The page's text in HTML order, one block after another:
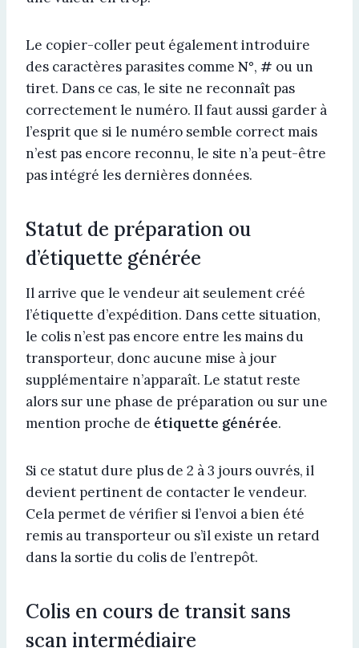
Le copier-coller peut également introduire
des caractères parasites comme N°, # ou un
tiret. Dans ce cas, le site ne reconnaît pas
correctement le numéro. Il faut aussi garder à
l’esprit que si le numéro semble correct mais
n’est pas encore reconnu, le site n’a peut-être
pas intégré les dernières données.
Statut de préparation ou
d’étiquette générée
Il arrive que le vendeur ait seulement créé
l’étiquette d’expédition. Dans cette situation,
le colis n’est pas encore entre les mains du
transporteur, donc aucune mise à jour
supplémentaire n’apparaît. Le statut reste
alors sur une phase de préparation ou sur une
mention proche de étiquette générée.
Si ce statut dure plus de 2 à 3 jours ouvrés, il
devient pertinent de contacter le vendeur.
Cela permet de vérifier si l’envoi a bien été
remis au transporteur ou s’il existe un retard
dans la sortie du colis de l’entrepôt.
Colis en cours de transit sans
scan intermédiaire